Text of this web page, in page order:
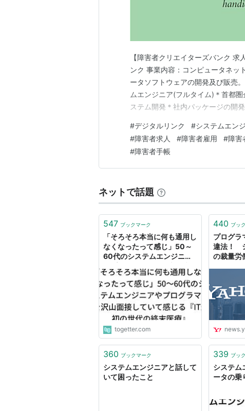
【障害者クリエイターズバンク
ンク 事業内容：コンピュータネッ
ータソフトウェアの開発及び販売
ムエンジニア(フルタイム)＊首都
ステム開発＊社内パッケージの開
最寄り駅：神谷町駅ー東京都港区
者（障害者）のための求人をご用
#デジタルリンク #システムエン
#障害者求人 #障害者雇用 #障害
#障害者手帳
ネットで話題
547 ブックマーク
「そろそろ本当に何も通用し
なくなったって感じ」50～
60代のシステムエンジニア
ていて感じる『IT最初の世代
の終末医療』
togetter.com
440 ブッ
プログラ
違法！
の裁量労
360 ブックマーク
システムエンジニアと話して
いて困ったこと
339 ブッ
システム
ータの乗